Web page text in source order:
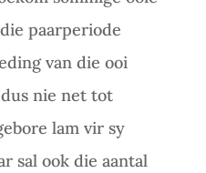
paarperiode
van die ooi
nie net tot
lam vir sy
sal ook die aantal